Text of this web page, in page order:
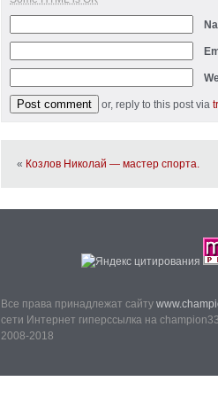
or, reply to this post via
« Козлов Николай — мастер спорта.
Все права принадлежат сайту
сети Интернет гиперссылка на
2008-2018